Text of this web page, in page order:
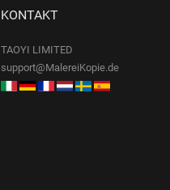
KONTAKT
TAOYI LIMITED
support@MalereiKopie.de